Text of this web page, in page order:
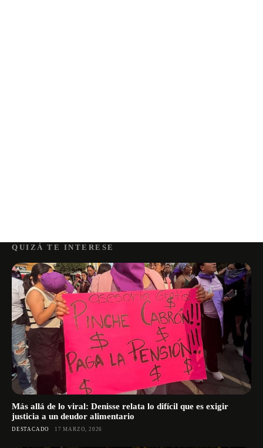
QUIZÁ TE INTERESE
Más allá de lo viral: Denisse relata lo difícil que es exigir
justicia a un deudor alimentario
DESTACADO 17 MARZO, 2026